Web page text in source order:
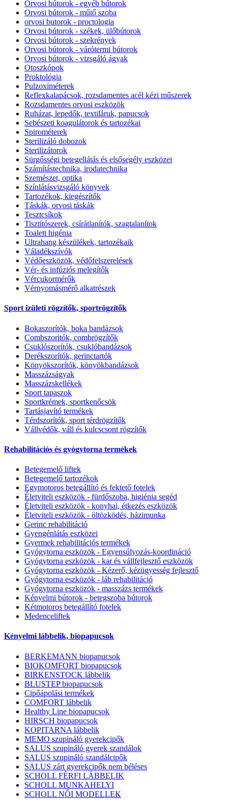
Orvosi bútorok - egyéb bútorok
Orvosi bútorok - műtő szoba
orvosi butorok - proctologia
Orvosi bútorok - székek, ülőbútorok
Orvosi bútorok - szekrények
Orvosi bútorok - várótermi bútorok
Orvosi bútorok - vizsgáló ágyak
Otoszkópok
Proktológia
Pulzoximéterek
Reflexkalapácsok, rozsdamentes acél kézi műszerek
Rozsdamentes orvosi eszközök
Ruházat, lepedők, textiláruk, papucsok
Sebészeti koagulátorok és tartozékai
Spirométerek
Sterilizáló dobozok
Sterilizátorok
Sürgősségi betegellátás és elsősegély eszközei
Számítástechnika, irodatechnika
Szemészet, optika
Színlátásvizsgáló könyvek
Tartozékok, kiegészítők
Táskák, orvosi táskák
Tesztcsíkok
Tisztítószerek, csírátlanítók, szagtalanítok
Toalett higénia
Ultrahang készülékek, tartozékaik
Váladékszívók
Védőeszközök, védőfelszerelések
Vér- és infúziós melegítők
Vércukormérők
Vérnyomásmérő alkatrészek
Sport izületi rögzítők, sportrögzítők
Bokaszorítók, boka bandázsok
Combszoritók, combrögzítők
Csuklószorítók, csuklóbandázsok
Derékszorítók, gerinctartók
Könyökszorítók, könyökbandázsok
Masszázságyak
Masszázskellékek
Sport tapaszok
Sportkrémek, sportkenőcsök
Tartásjavító termékek
Térdszorítók, sport térdrögzítők
Vállvédők, váll és kulcscsont rögzítők
Rehabilitációs és gyógytorna termékek
Betegemelő liftek
Betegemelő tartozékok
Egymotoros betegállító és fektető fotelek
Életviteli eszközök - fürdőszoba, higiénia segéd
Életviteli eszközök - konyhai, étkezés eszközök
Életviteli eszközök - öltözködés, házimunka
Gerinc rehabilitáció
Gyengénlátás eszközei
Gyermek rehabilitációs termékek
Gyógytorna eszközök - Egyensúlyozás-koordináció
Gyógytorna eszközök - kar és vállfejlesztő eszközök
Gyógytorna eszközök - Kézerő, kézügyesség fejlesztő
Gyógytorna eszközök - láb rehabilitáció
Gyógytorna eszközök - masszázs termékek
Kényelmi bútorok - betegszoba bútorok
Kétmotoros betegállító fotelek
Medenceliftek
Kényelmi lábbelik, biopapucsok
BERKEMANN biopapucsok
BIOKOMFORT biopapucsok
BIRKENSTOCK lábbelik
BLUSTEP biopapucsok
Cipőápolási termékek
COMFORT lábbelik
Healthy Line biopapucsok
HIRSCH biopapucsok
KOPITARNA lábbelik
MEMO szupináló gyerekcipők
SALUS szupináló gyerek szandálok
SALUS szupináló szandálcipők
SALUS zárt gyerekcipők nem béléses
SCHOLL FÉRFI LÁBBELIK
SCHOLL MUNKAHELYI
SCHOLL NŐI MODELLEK